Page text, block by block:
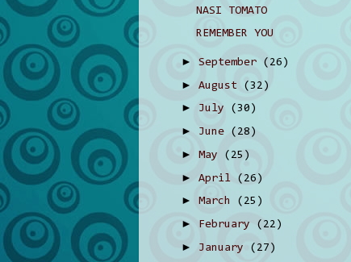
NASI TOMATO
REMEMBER YOU
►September (26)
►August (32)
► July (30)
► June (28)
►May (25)
►April (26)
►March (25)
► February (22)
► January (27)